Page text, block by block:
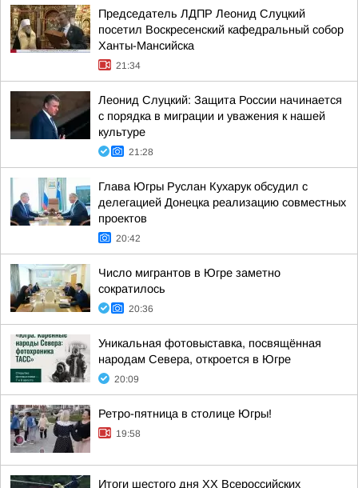
Председатель ЛДПР Леонид Слуцкий
посетил Воскресенский кафедральный собор
Ханты-Мансийска
21:34
Леонид Слуцкий: Защита России начинается
с порядка в миграции и уважения к нашей
культуре
21:28
Глава Югры Руслан Кухарук обсудил с
делегацией Донецка реализацию совместных
проектов
20:42
Число мигрантов в Югре заметно
сократилось
20:36
Уникальная фотовыставка, посвящённая
народам Севера, откроется в Югре
20:09
Ретро-пятница в столице Югры!
19:58
Итоги шестого дня XX Всероссийских